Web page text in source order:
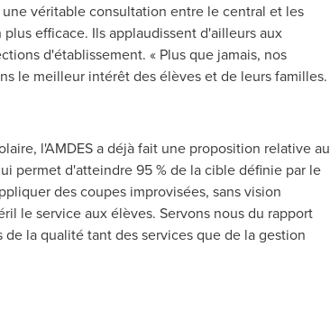
véritable consultation entre le central et les
efficace. Ils applaudissent d'ailleurs aux
d'établissement. « Plus que jamais, nos
le meilleur intérêt des élèves et de leurs familles.
l'AMDES a déjà fait une proposition relative au
permet d'atteindre 95 % de la cible définie par le
des coupes improvisées, sans vision
le service aux élèves. Servons nous du rapport
la qualité tant des services que de la gestion